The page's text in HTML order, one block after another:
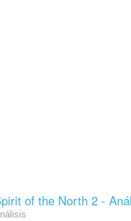
of the North 2 -